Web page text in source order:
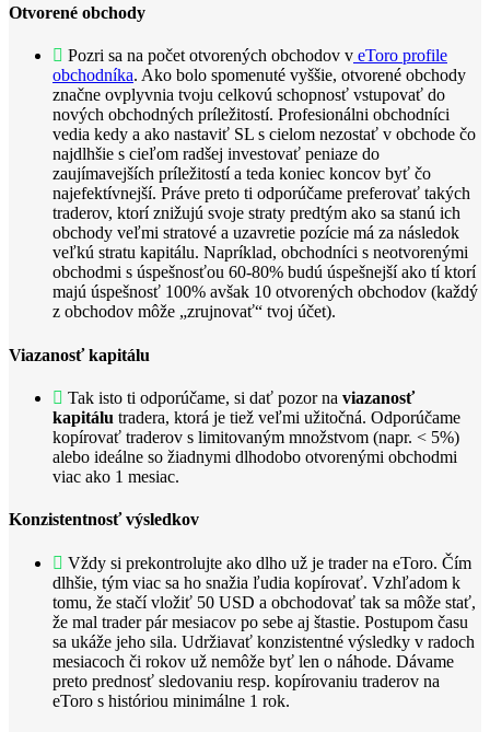
Otvorené obchody
Pozri sa na počet otvorených obchodov v eToro profile
obchodníka. Ako bolo spomenuté vyššie, otvorené obchody
značne ovplyvnia tvoju celkovú schopnosť vstupovať do
nových obchodných príležitostí. Profesionálni obchodníci
vedia kedy a ako nastaviť SL s cielom nezostať v obchode čo
najdlhšie s cieľom radšej investovať peniaze do
zaujímavejších príležitostí a teda koniec koncov byť čo
najefektívnejší. Práve preto ti odporúčame preferovať takých
traderov, ktorí znižujú svoje straty predtým ako sa stanú ich
obchody veľmi stratové a uzavretie pozície má za následok
veľkú stratu kapitálu. Napríklad, obchodníci s neotvorenými
obchodmi s úspešnosťou 60-80% budú úspešnejší ako tí ktorí
majú úspešnosť 100% avšak 10 otvorených obchodov (každý
z obchodov môže „zrujnovať“ tvoj účet).
Viazanosť kapitálu
Tak isto ti odporúčame, si dať pozor na viazanosť
kapitálu tradera, ktorá je tiež veľmi užitočná. Odporúčame
kopírovať traderov s limitovaným množstvom (napr. < 5%)
alebo ideálne so žiadnymi dlhodobo otvorenými obchodmi
viac ako 1 mesiac.
Konzistentnosť výsledkov
Vždy si prekontrolujte ako dlho už je trader na eToro. Čím
dlhšie, tým viac sa ho snažia ľudia kopírovať. Vzhľadom k
tomu, že stačí vložiť 50 USD a obchodovať tak sa môže stať,
že mal trader pár mesiacov po sebe aj štastie. Postupom času
sa ukáže jeho sila. Udržiavať konzistentné výsledky v radoch
mesiacoch či rokov už nemôže byť len o náhode. Dávame
preto prednosť sledovaniu resp. kopírovaniu traderov na
eToro s históriou minimálne 1 rok.